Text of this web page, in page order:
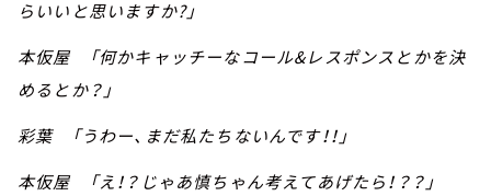
らいいと思いますか?」
本仮屋 「何かキャッチーなコール&レスポンスとかを決
めるとか？」
彩葉 「うわー、まだ私たちないんです！！」
本仮屋 「え！？じゃあ慎ちゃん考えてあげたら！？？」